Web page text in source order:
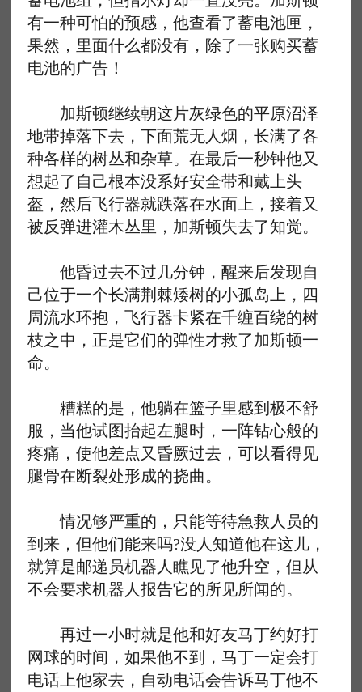
有一种可怕的预感，他查看了蓄电池匣，
果然，里面什么都没有，除了一张购买蓄
电池的广告！
加斯顿继续朝这片灰绿色的平原沼泽
地带掉落下去，下面荒无人烟，长满了各
种各样的树丛和杂草。在最后一秒钟他又
想起了自己根本没系好安全带和戴上头
盔，然后飞行器就跌落在水面上，接着又
被反弹进灌木丛里，加斯顿失去了知觉。
他昏过去不过几分钟，醒来后发现自
己位于一个长满荆棘矮树的小孤岛上，四
周流水环抱，飞行器卡紧在千缠百绕的树
枝之中，正是它们的弹性才救了加斯顿一
命。
糟糕的是，他躺在篮子里感到极不舒
服，当他试图抬起左腿时，一阵钻心般的
疼痛，使他差点又昏厥过去，可以看得见
腿骨在断裂处形成的挠曲。
情况够严重的，只能等待急救人员的
到来，但他们能来吗?没人知道他在这儿，
就算是邮递员机器人瞧见了他升空，但从
不会要求机器人报告它的所见所闻的。
再过一小时就是他和好友马丁约好打
网球的时间，如果他不到，马丁一定会打
电话上他家去，自动电话会告诉马丁他不